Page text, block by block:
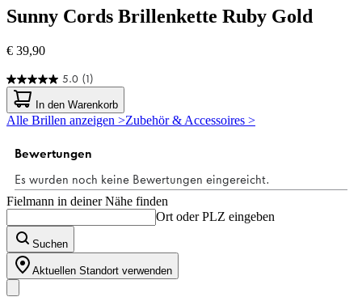
Sunny Cords Brillenkette Ruby Gold
€ 39,90
5.0 (1)
5.0
von
5
Sternen.
Bewertung
In den Warenkorb
Alle Brillen anzeigen >Zubehör & Accessoires >
Fielmann in deiner Nähe finden
Ort oder PLZ eingeben
Suchen
Aktuellen Standort verwenden